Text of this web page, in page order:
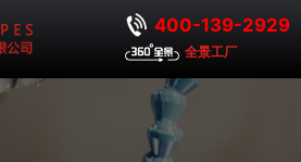
400-139-2929
全景工厂